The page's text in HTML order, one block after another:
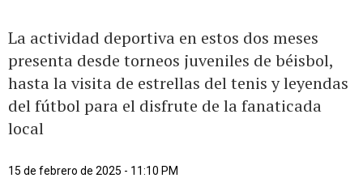
La actividad deportiva en estos dos meses
presenta desde torneos juveniles de béisbol,
hasta la visita de estrellas del tenis y leyendas
del fútbol para el disfrute de la fanaticada
local
15 de febrero de 2025 - 11:10 PM